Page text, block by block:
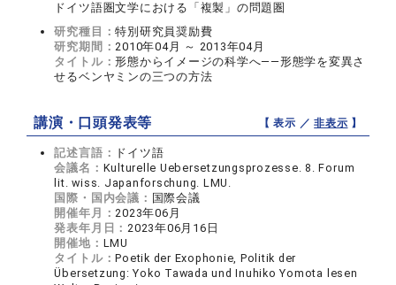
ドイツ語圏文学における「複製」の問題圏
研究種目：特別研究員奨励費
研究期間：2010年04月 ～ 2013年04月
タイトル：形態からイメージの科学へ――形態学を変異さ
せるベンヤミンの三つの方法
講演・口頭発表等 【 表示 ／非表示 】
記述言語： ドイツ語
会議名： Kulturelle Uebersetzungsprozesse. 8. Forum
lit. wiss. Japanforschung. LMU.
国際・国内会議： 国際会議
開催年月：2023年06月
発表年月日：2023年06月16日
開催地： LMU
タイトル：Poetik der Exophonie, Politik der
Übersetzung: Yoko Tawada und Inuhiko Yomota lesen